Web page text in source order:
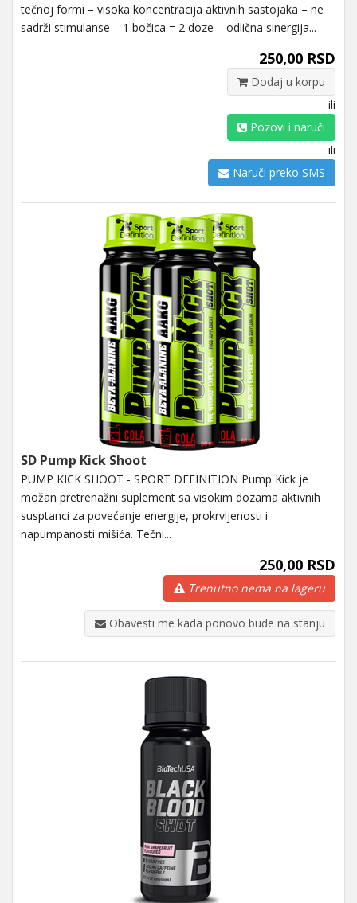
tečnoj formi – visoka koncentracija aktivnih sastojaka – ne
sadrži stimulanse – 1 bočica = 2 doze – odlična sinergija...
250,00 RSD
Dodaj u korpu
ili
Pozovi i naruči
ili
Naruči preko SMS
SD Pump Kick Shoot
PUMP KICK SHOOT - SPORT DEFINITION Pump Kick je
možan pretrenažni suplement sa visokim dozama aktivnih
susptanci za povećanje energije, prokrvljenosti i
napumpanosti mišića. Tečni...
250,00 RSD
Trenutno nema na lageru
Obavesti me kada ponovo bude na stanju